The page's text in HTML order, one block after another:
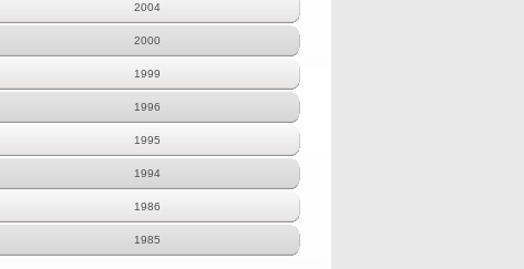
2004
2000
1999
1996
1995
1994
1986
1985